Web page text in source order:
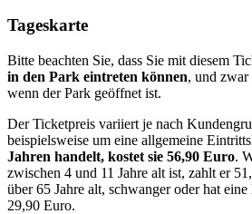
Tageskarte
Bitte beachten Sie, dass Sie mit diesem
in den Park eintreten können, und zwar
wenn der Park geöffnet ist.
Der Ticketpreis variiert je nach
beispielsweise um eine allgemeine
Jahren handelt, kostet sie 56,90 Euro.
zwischen 4 und 11 Jahre alt ist, zahlt er
über 65 Jahre alt, schwanger oder hat
29,90 Euro.